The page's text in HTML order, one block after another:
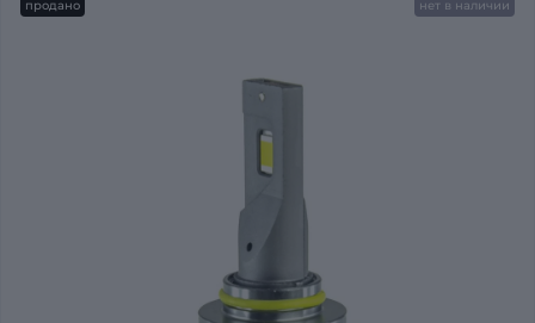
продано нет в наличии